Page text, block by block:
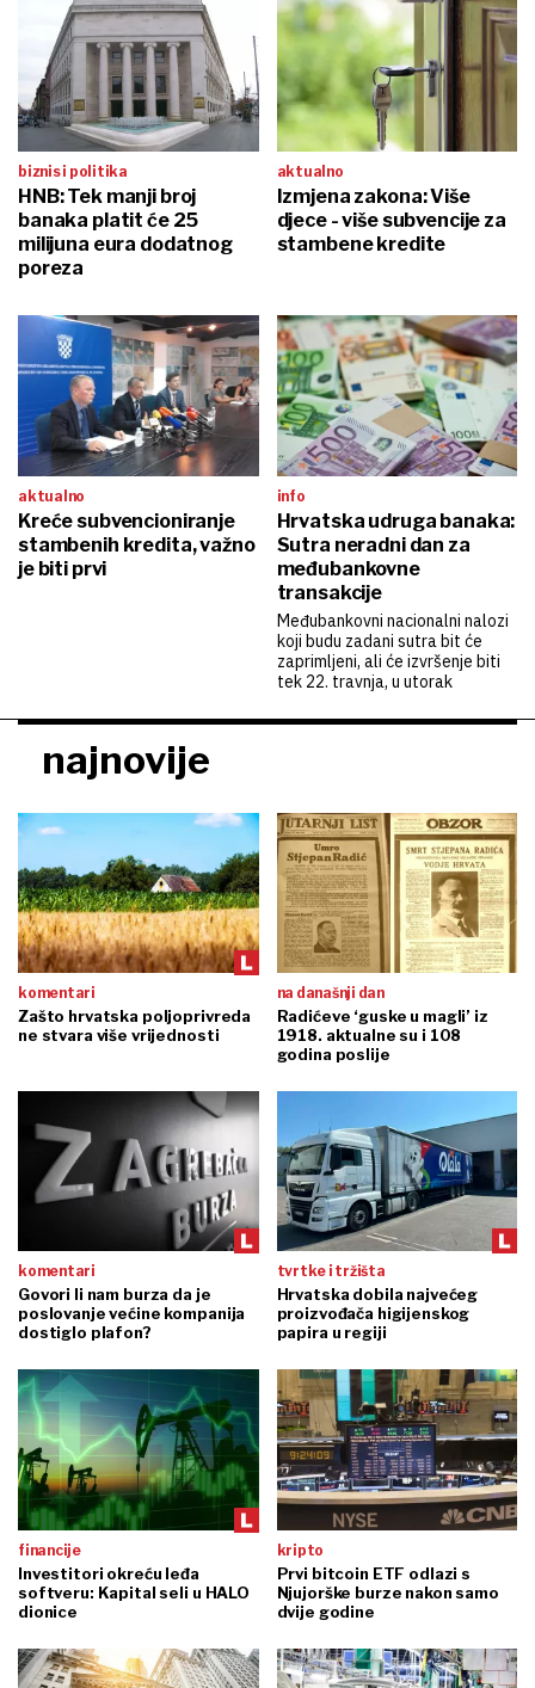
biznis i politika
HNB: Tek manji broj
banaka platit će 25
milijuna eura dodatnog
poreza
aktualno
Izmjena zakona: Više
djece - više subvencije za
stambene kredite
aktualno
Kreće subvencioniranje
stambenih kredita, važno
je biti prvi
info
Hrvatska udruga banaka:
Sutra neradni dan za
međubankovne
transakcije
Međubankovni nacionalni nalozi
koji budu zadani sutra bit će
zaprimljeni, ali će izvršenje biti
tek 22. travnja, u utorak
najnovije
komentari
Zašto hrvatska poljoprivreda
ne stvara više vrijednosti
na današnji dan
Radićeve ‘guske u magli’ iz
1918. aktualne su i 108
godina poslije
komentari
Govori li nam burza da je
poslovanje većine kompanija
dostiglo plafon?
tvrtke i tržišta
Hrvatska dobila najvećeg
proizvođača higijenskog
papira u regiji
financije
Investitori okreću leđa
softveru: Kapital seli u HALO
dionice
kripto
Prvi bitcoin ETF odlazi s
Njujorške burze nakon samo
dvije godine